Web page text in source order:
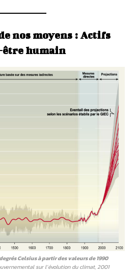
nos moyens : Actifs
humain
Celsius à partir des valeurs de 1990
sur l’évolution du climat, 2001